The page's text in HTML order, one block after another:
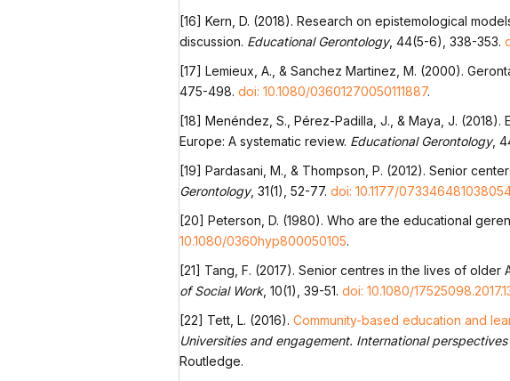
[16] Kern, D. (2018). Research on epistemological
discussion. Educational Gerontology, 44(5-6), 338-353.
[17] Lemieux, A., & Sanchez Martinez, M. (2000).
475-498. doi: 10.1080/03601270050111887.
[18] Menéndez, S., Pérez-Padilla, J., & Maya, J.
Europe: A systematic review. Educational Gerontology,
[19] Pardasani, M., & Thompson, P. (2012). Senior
Gerontology, 31(1), 52-77. doi: 10.1177/
[20] Peterson, D. (1980). Who are the educational
10.1080/0360hyp800050105.
[21] Tang, F. (2017). Senior centres in the lives of older
of Social Work, 10(1), 39-51. doi: 10.1080/
[22] Tett, L. (2016). Community-based education and
Universities and engagement. International
Routledge.